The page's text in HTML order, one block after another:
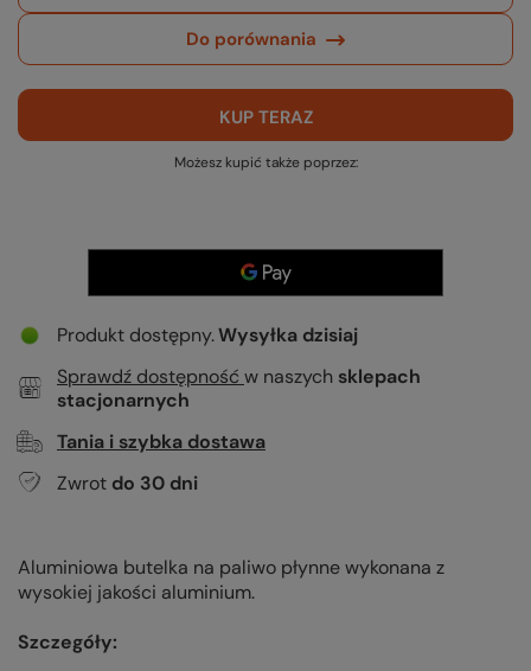
Do porównania
KUP TERAZ
Możesz kupić także poprzez:
Produkt dostępny Wysyłka dzisiaj
Sprawdź dostępność w naszych sklepach
stacjonarnych
Tania i szybka dostawa
Zwrot do 30 dni
Aluminiowa butelka na paliwo płynne wykonana z
wysokiej jakości aluminium.
Szczegóły: